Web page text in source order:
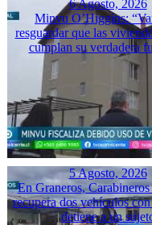
6 Agosto, 2026
Minvu O’Higgins:
resguardar que las
cumplan su verdadera
5 Agosto, 2026
En Graneros,
recupera dos vehículos
detiene a un